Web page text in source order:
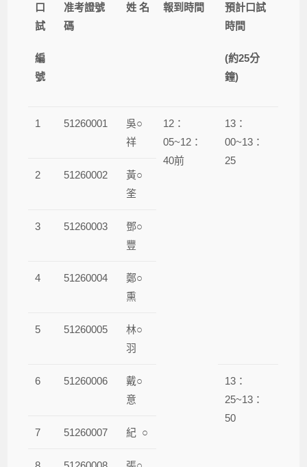
口
試
編
號
准考證號
碼
姓 名 報到時間
預計口試
時間
(約25分
鐘)
1 51260001
吳○
祥
12：
05~12：
40前
13：
00~13：
25
2
51260002
黃○
筌
3 51260003
鄧○
豐
4 51260004
鄭○
熏
5 51260005
林○
羽
6 51260006
戴○
意
13：
25~13：
50
7
51260007 紀 ○